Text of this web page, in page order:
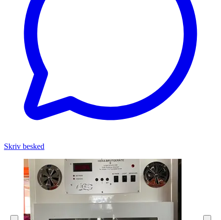
Skriv besked